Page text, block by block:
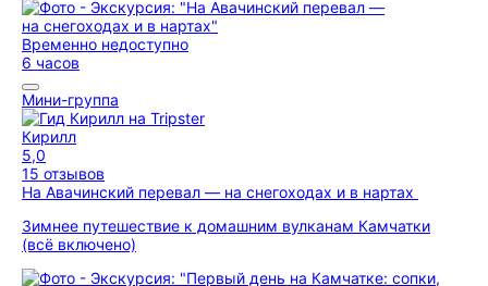
Временно недоступно
6 часов
Мини-группа
Кирилл
5,0
15 отзывов
На Авачинский перевал — на снегоходах и в нартах
Зимнее путешествие к домашним вулканам Камчатки
(всё включено)